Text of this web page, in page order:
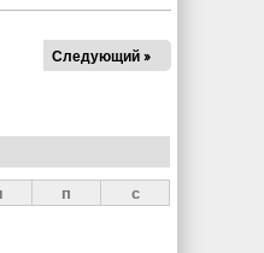
Следующий »
п с